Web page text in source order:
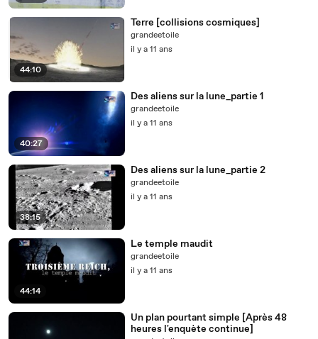
44:10
Terre [collisions cosmiques]
grandeetoile
il y a 11 ans
40:27
Des aliens sur la lune_partie 1
grandeetoile
il y a 11 ans
38:15
Des aliens sur la lune_partie 2
grandeetoile
il y a 11 ans
44:14
Le temple maudit
grandeetoile
il y a 11 ans
Un plan pourtant simple [Après 48
heures l'enquète continue]